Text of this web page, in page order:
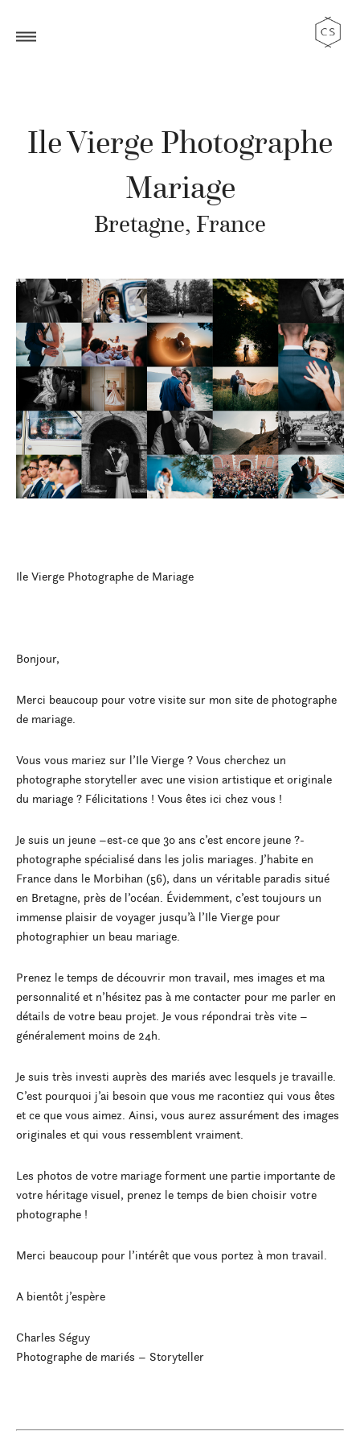
Ile Vierge Photographe
Mariage
Bretagne, France
Ile Vierge Photographe de Mariage
Bonjour,
Merci beaucoup pour votre visite sur mon site de photographe
de mariage.
Vous vous mariez sur l’Ile Vierge ? Vous cherchez un
photographe storyteller avec une vision artistique et originale
du mariage ? Félicitations ! Vous êtes ici chez vous !
Je suis un jeune –est-ce que 30 ans c’est encore jeune ?-
photographe spécialisé dans les jolis mariages. J’habite en
France dans le Morbihan (56), dans un véritable paradis situé
en Bretagne, près de l’océan. Évidemment, c’est toujours un
immense plaisir de voyager jusqu’à l’Ile Vierge pour
photographier un beau mariage.
Prenez le temps de découvrir mon travail, mes images et ma
personnalité et n’hésitez pas à me contacter pour me parler en
détails de votre beau projet. Je vous répondrai très vite –
généralement moins de 24h.
Je suis très investi auprès des mariés avec lesquels je travaille.
C’est pourquoi j’ai besoin que vous me racontiez qui vous êtes
et ce que vous aimez. Ainsi, vous aurez assurément des images
originales et qui vous ressemblent vraiment.
Les photos de votre mariage forment une partie importante de
votre héritage visuel, prenez le temps de bien choisir votre
photographe !
Merci beaucoup pour l’intérêt que vous portez à mon travail.
A bientôt j’espère
Charles Séguy
Photographe de mariés – Storyteller